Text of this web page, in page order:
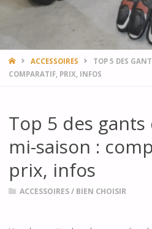
HOMEACCESSOIRES
TOP 5 DES
COMPARATIF, PRIX, INFOS
Top 5 des
mi-saison :
prix, infos
ACCESSOIRES/ BIEN CHOISIR